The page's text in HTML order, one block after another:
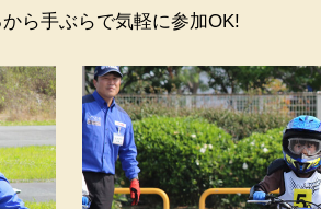
ら手ぶらで気軽に参加OK!